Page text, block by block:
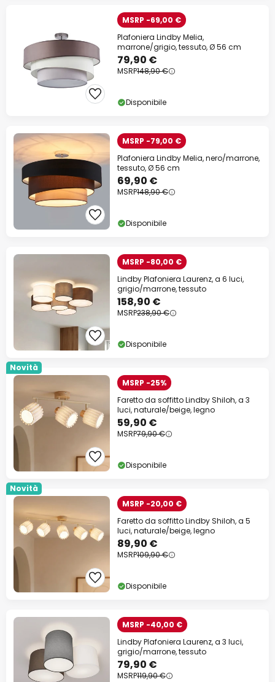
MSRP -69,00 €
Plafoniera Lindby Melia,
marrone/grigio, tessuto, Ø 56 cm
79,90 €
MSRP148,90 €
Disponibile
MSRP -79,00 €
Plafoniera Lindby Melia, nero/marrone,
tessuto, Ø 56 cm
69,90 €
MSRP148,90 €
Disponibile
MSRP -80,00 €
Lindby Plafoniera Laurenz, a 6 luci,
grigio/marrone, tessuto
158,90 €
MSRP238,90 €
Disponibile
Novità
MSRP -25%
Faretto da soffitto Lindby Shiloh, a 3
luci, naturale/beige, legno
59,90 €
MSRP79,90 €
Disponibile
Novità
MSRP -20,00 €
Faretto da soffitto Lindby Shiloh, a 5
luci, naturale/beige, legno
89,90 €
MSRP109,90 €
Disponibile
MSRP -40,00 €
Lindby Plafoniera Laurenz, a 3 luci,
grigio/marrone, tessuto
79,90 €
MSRP119,90 €